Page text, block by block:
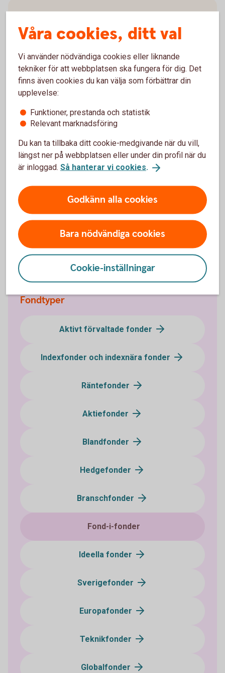
fondval
Har du svårt att välja fond? Med våra fonder
Swedbank Robur Selection blir det lättare att välja.
Det enda du behöver fundera över är hur länge du
ska spara och om du vill ta mer eller mindre risk.
Sedan sköter vi förvaltningen åt dig och anpassar
fonderna efter vad som händer på marknaden.
Mer information
Fondtyper - lär dig mer om olika typer avfonder
Fonder - börja
Fondtyper
Aktivt förvaltade fonder
Indexfonder och indexnära fonder
Räntefonder
Aktiefonder
Blandfonder
Hedgefonder
Branschfonder
Fond-i-fonder
Ideella fonder
Sverigefonder
Europafonder
Teknikfonder
Globalfonder
Våra cookies, ditt val
Vi använder nödvändiga cookies eller liknande
tekniker för att webbplatsen ska fungera för dig. Det
finns även cookies du kan välja som förbättrar din
upplevelse:
Funktioner, prestanda och statistik
Relevant marknadsföring
Du kan ta tillbaka ditt cookie-medgivande när du vill,
längst ner på webbplatsen eller under din profil när du
är inloggad. Så hanterar vi cookies.
Godkänn alla cookies
Bara nödvändiga cookies
Cookie-inställningar